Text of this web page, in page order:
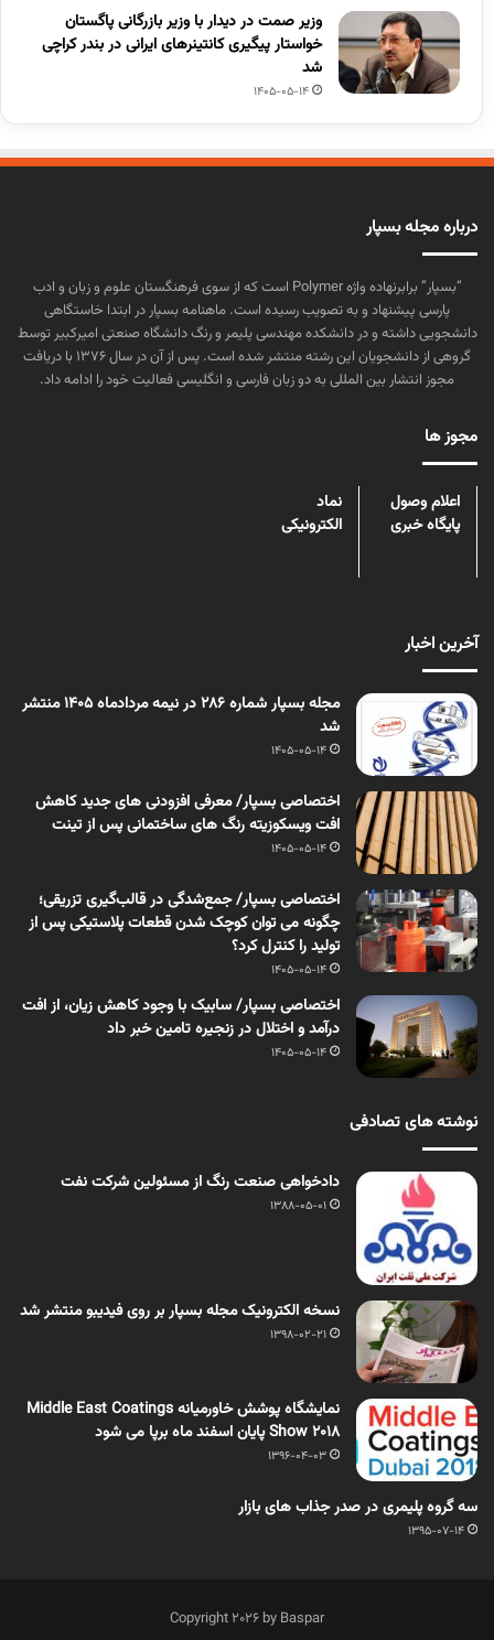
وزیر صمت در دیدار با وزیر بازرگانی پاگستان
خواستار پیگیری کانتینرهای ایرانی در بندر کراچی
شد
1405-05-14
درباره مجله بسپار
“بسپار” برابرنهاده واژه Polymer است که از سوی فرهنگستان علوم و زبان و ادب
پارسی پیشنهاد و به تصویب رسیده است. ماهنامه بسپار در ابتدا خاستگاهی
دانشجویی داشته و در دانشکده مهندسی پلیمر و رنگ دانشگاه صنعتی امیرکبیر توسط
گروهی از دانشجویان این رشته منتشر شده است. پس از آن در سال ۱۳۷۶ با دریافت
مجوز انتشار بین المللی به دو زبان فارسی و انگلیسی فعالیت خود را ادامه داد.
مجوز ها
اعلام وصول
پایگاه خبری
نماد
الکترونیکی
آخرین اخبار
مجله بسپار شماره 286 در نیمه مردادماه 1405 منتشر
شد
1405-05-14
اختصاصی بسپار/ معرفی افزودنی های جدید کاهش
افت ویسکوزیته رنگ های ساختمانی پس از تینت
1405-05-14
اختصاصی بسپار/ جمع‌شدگی در قالب‌گیری تزریقی؛
چگونه می توان کوچک شدن قطعات پلاستیکی پس از
تولید را کنترل کرد؟
1405-05-14
اختصاصی بسپار/ سابیک با وجود کاهش زیان، از افت
درآمد و اختلال در زنجیره تامین خبر داد
1405-05-14
نوشته های تصادفی
دادخواهی صنعت رنگ از مسئولین شرکت نفت
1388-05-01
نسخه الکترونیک مجله بسپار بر روی فیدیبو منتشر شد
1398-02-21
نمایشگاه پوشش خاورمیانه Middle East Coatings
Show 2018 پایان اسفند ماه برپا می شود
1396-04-03
سه گروه پلیمری در صدر جذاب های بازار
1395-07-14
Copyright 2026 by Baspar